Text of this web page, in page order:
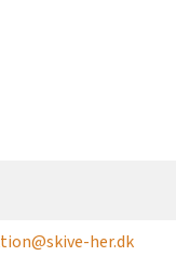
her.dk